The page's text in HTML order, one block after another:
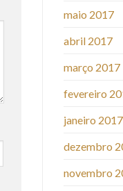
maio 2017
abril 2017
março 2017
fevereiro
janeiro 2017
dezembro
novembro